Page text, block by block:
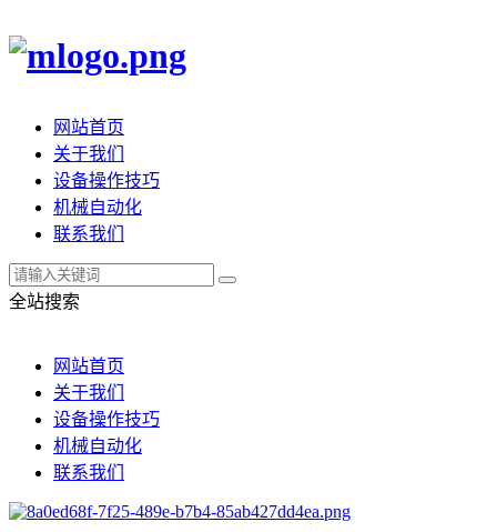
网站首页
关于我们
设备操作技巧
机械自动化
联系我们
全站搜索
网站首页
关于我们
设备操作技巧
机械自动化
联系我们